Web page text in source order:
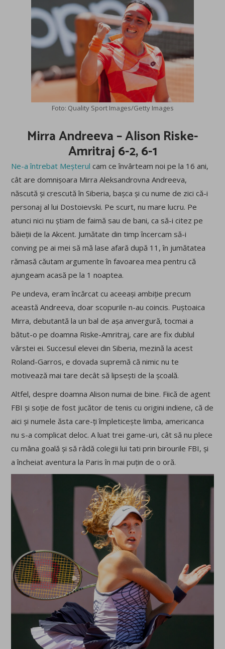
Foto: Quality Sport Images/Getty Images
Mirra Andreeva – Alison Riske-
Amritraj 6-2, 6-1
Ne-a întrebat Meșterul cam ce învârteam noi pe la 16 ani,
cât are domnișoara Mirra Aleksandrovna Andreeva,
născută și crescută în Siberia, bașca și cu nume de zici că-i
personaj al lui Dostoievski. Pe scurt, nu mare lucru. Pe
atunci nici nu știam de faimă sau de bani, ca să-i citez pe
băieții de la Akcent. Jumătate din timp încercam să-i
conving pe ai mei să mă lase afară după 11, în jumătatea
rămasă căutam argumente în favoarea mea pentru că
ajungeam acasă pe la 1 noaptea.
Pe undeva, eram încărcat cu aceeași ambiție precum
această Andreeva, doar scopurile n-au coincis. Puștoaica
Mirra, debutantă la un bal de așa anvergură, tocmai a
bătut-o pe doamna Riske-Amritraj, care are fix dublul
vârstei ei. Succesul elevei din Siberia, mezină la acest
Roland-Garros, e dovada supremă că nimic nu te
motivează mai tare decât să lipsești de la școală.
Altfel, despre doamna Alison numai de bine. Fiică de agent
FBI și soție de fost jucător de tenis cu origini indiene, că de
aici și numele ăsta care-ți împleticește limba, americanca
nu s-a complicat deloc. A luat trei game-uri, cât să nu plece
cu mâna goală și să râdă colegii lui tati prin birourile FBI, și
a încheiat aventura la Paris în mai puțin de o oră.